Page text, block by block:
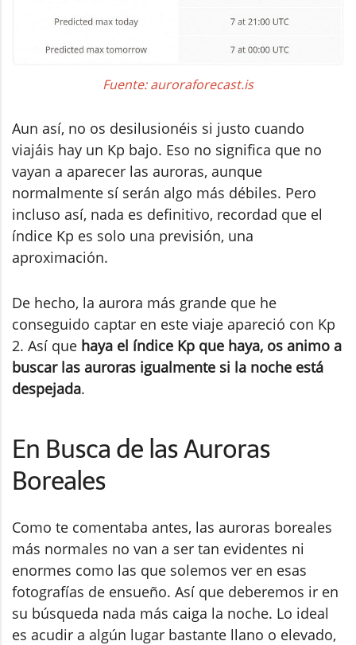
Fuente: auroraforecast.is
Aun así, no os desilusionéis si justo cuando
viajáis hay un Kp bajo. Eso no significa que no
vayan a aparecer las auroras, aunque
normalmente sí serán algo más débiles. Pero
incluso así, nada es definitivo, recordad que el
índice Kp es solo una previsión, una
aproximación.
De hecho, la aurora más grande que he
conseguido captar en este viaje apareció con Kp
2. Así que haya el índice Kp que haya, os animo a
buscar las auroras igualmente si la noche está
despejada.
En Busca de las Auroras
Boreales
Como te comentaba antes, las auroras boreales
más normales no van a ser tan evidentes ni
enormes como las que solemos ver en esas
fotografías de ensueño. Así que deberemos ir en
su búsqueda nada más caiga la noche. Lo ideal
es acudir a algún lugar bastante llano o elevado,